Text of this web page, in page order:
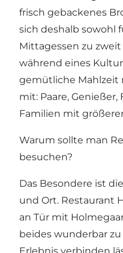
frisch gebackenes
sich deshalb sowohl
Mittagessen zu zweit
während eines
gemütliche Mahlzeit
mit: Paare,
Familien mit
Warum sollte man
besuchen?
Das Besondere ist
und Ort. Restaurant
an Tür mit
beides wunderbar